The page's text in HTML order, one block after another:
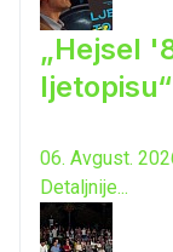
„Hejsel
ljetopisu“
06. Avgust.
Detaljnije...